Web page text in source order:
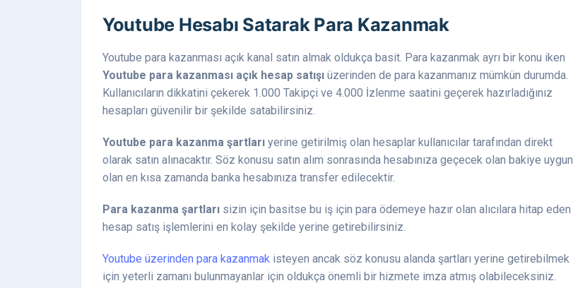
Youtube Hesabı Satarak Para Kazanmak
Youtube para kazanması açık kanal satın almak oldukça basit. Para kazanmak ayrı bir konu iken
Youtube para kazanması açık hesap satışı üzerinden de para kazanmanız mümkün durumda.
Kullanıcıların dikkatini çekerek 1.000 Takipçi ve 4.000 İzlenme saatini geçerek hazırladığınız
hesapları güvenilir bir şekilde satabilirsiniz.
Youtube para kazanma şartları yerine getirilmiş olan hesaplar kullanıcılar tarafından direkt
olarak satın alınacaktır. Söz konusu satın alım sonrasında hesabınıza geçecek olan bakiye uygun
olan en kısa zamanda banka hesabınıza transfer edilecektir.
Para kazanma şartları sizin için basitse bu iş için para ödemeye hazır olan alıcılara hitap eden
hesap satış işlemlerini en kolay şekilde yerine getirebilirsiniz.
Youtube üzerinden para kazanmak isteyen ancak söz konusu alanda şartları yerine getirebilmek
için yeterli zamanı bulunmayanlar için oldukça önemli bir hizmete imza atmış olabileceksiniz.